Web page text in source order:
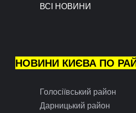
ВСІ НОВИНИ
НОВИНИ КИЄВА ПО
Голосіївський район
Дарницький район